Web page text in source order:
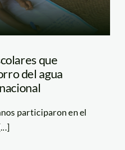
que
del agua
participaron en el